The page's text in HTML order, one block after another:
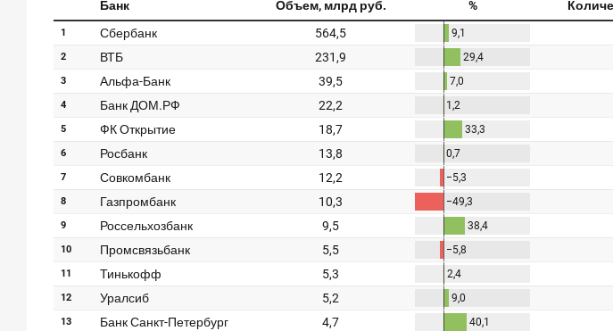
дня
назад
ИССЛЕДОВАНИЕ
Клиентский
компании
МСБ
при
руководителя
в
банке
24
июля
2026
ИССЛЕДОВАНИЕ